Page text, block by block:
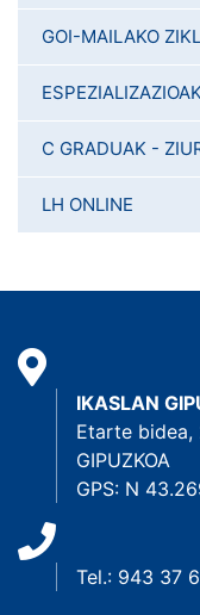
GOI-MAILAKO
ESPEZIALIZAZIOAK
C GRADUAK -
LH ONLINE
IKASLAN
Etarte bidea,
GIPUZKOA
GPS: N
Tel.: 943 37